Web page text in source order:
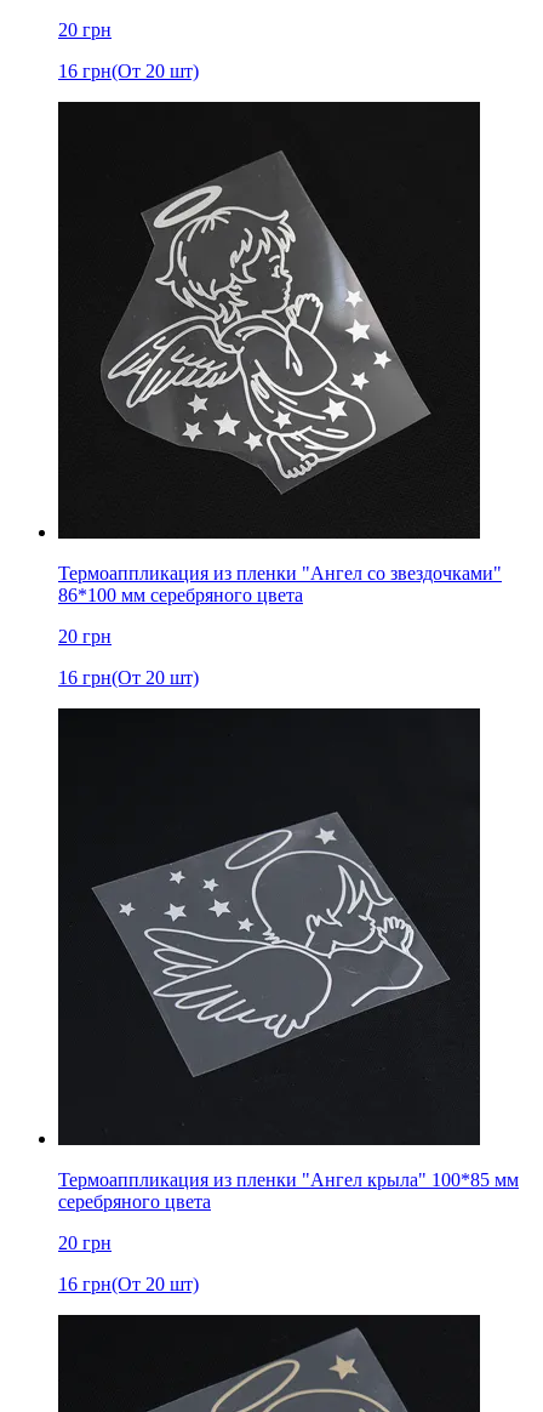
20 грн
16 грн(От 20 шт)
Термоаппликация из пленки "Ангел со звездочками"
86*100 мм серебряного цвета
20 грн
16 грн(От 20 шт)
Термоаппликация из пленки "Ангел крыла" 100*85 мм
серебряного цвета
20 грн
16 грн(От 20 шт)